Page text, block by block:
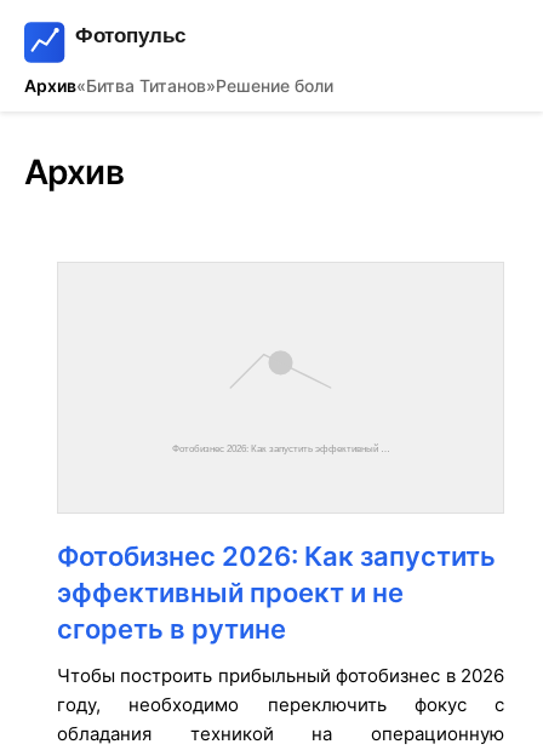
Архив«Битва Титанов»Решение боли
Архив
Фотобизнес 2026: Как запустить эффективный …
Фотобизнес 2026: Как запустить
эффективный проект и не
сгореть в рутине
Чтобы построить прибыльный фотобизнес в 2026
году, необходимо переключить фокус с
обладания техникой на операционную